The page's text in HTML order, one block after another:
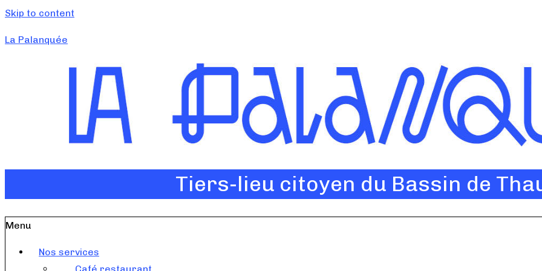
Skip to content
La Palanquée
Tiers-lieu citoyen du Bassin de
Menu
Nos services